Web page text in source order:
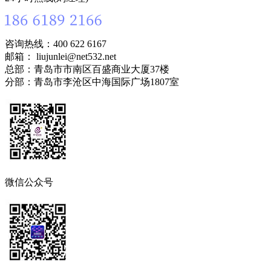
咨询热线：400 622 6167
邮箱： liujunlei@net532.net
总部：青岛市市南区百盛商业大厦37楼
分部：青岛市李沧区中海国际广场1807室
微信公众号